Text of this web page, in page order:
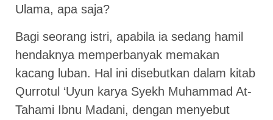
Ulama, apa saja?
Bagi seorang istri, apabila ia sedang hamil
hendaknya memperbanyak memakan
kacang luban. Hal ini disebutkan dalam kitab
Qurrotul ‘Uyun karya Syekh Muhammad At-
Tahami Ibnu Madani, dengan menyebut